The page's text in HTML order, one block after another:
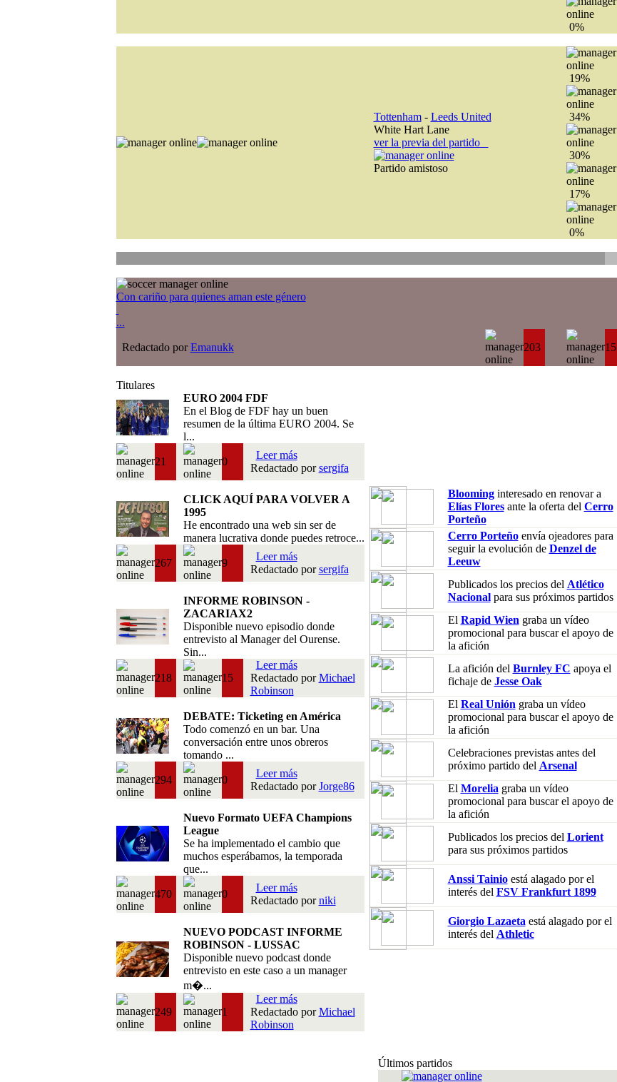
0%
Tottenham- Leeds United
White Hart Lane
ver la previa del partido
Partido amistoso
19%
34%
30%
17%
0%
Con cariño para quienes aman este género
...
Redactado porEmanukk 203 15
Titulares
EURO 2004 FDF
En el Blog de FDF hay un buen
resumen de la última EURO 2004. Se
l...
21 0
Leer más
Redactado porsergifa
CLICK AQUÍ PARA VOLVER A
1995
He encontrado una web sin ser de
manera lucrativa donde puedes retroce...
267 9
Leer más
Redactado porsergifa
INFORME ROBINSON -
ZACARIAX2
Disponible nuevo episodio donde
entrevisto al Manager del Ourense.
Sin...
218 15
Leer más
Redactado porMichael
Robinson
DEBATE: Ticketing en América
Todo comenzó en un bar. Una
conversación entre unos obreros
tomando ...
294 0
Leer más
Redactado porJorge86
Nuevo Formato UEFA Champions
League
Se ha implementado el cambio que
muchos esperábamos, la temporada
que...
470 0
Leer más
Redactado porniki
NUEVO PODCAST INFORME
ROBINSON - LUSSAC
Disponible nuevo podcast donde
entrevisto en este caso a un manager
m�...
249 1
Leer más
Redactado porMichael
Robinson
Bloominginteresado en renovar a
Elías Floresante la oferta del Cerro
Porteño
Cerro Porteñoenvía ojeadores para
seguir la evolución de Denzel de
Leeuw
Publicados los precios del Atlético
Nacionalpara sus próximos partidos
El Rapid Wien graba un vídeo
promocional para buscar el apoyo de
la afición
La afición del Burnley FC apoya el
fichaje de Jesse Oak
El Real Unión graba un vídeo
promocional para buscar el apoyo de
la afición
Celebraciones previstas antes del
próximo partido del Arsenal
El Morelia graba un vídeo
promocional para buscar el apoyo de
la afición
Publicados los precios del Lorient
para sus próximos partidos
Anssi Tainioestá alagado por el
interés del FSV Frankfurt 1899
Giorgio Lazaeta está alagado por el
interés del Athletic
Últimos partidos